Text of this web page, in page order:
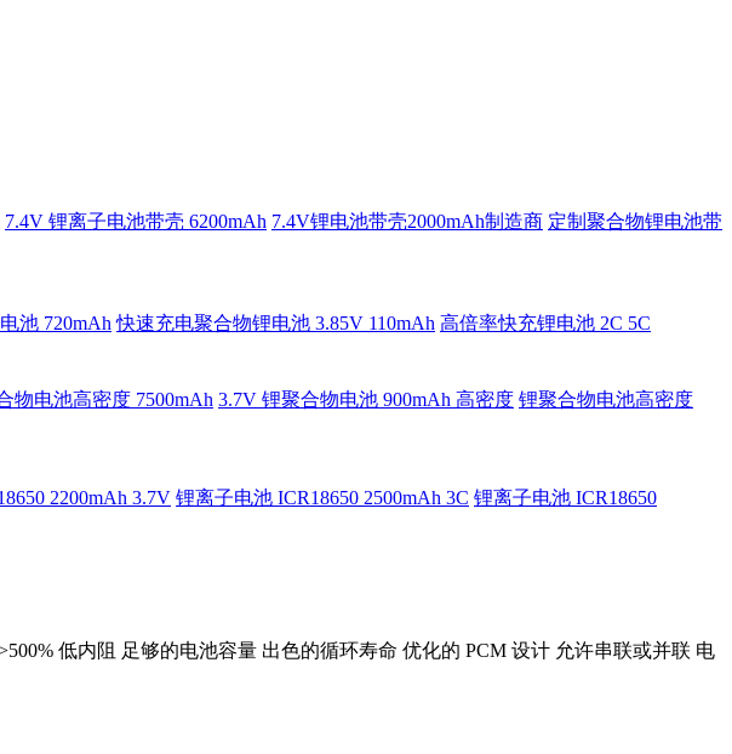
7.4V 锂离子电池带壳 6200mAh 7.4V锂电池带壳2000mAh制造商 定制聚合物锂电池带
池 720mAh 快速充电聚合物锂电池 3.85V 110mAh 高倍率快充锂电池 2C 5C
物电池高密度 7500mAh 3.7V 锂聚合物电池 900mAh 高密度 锂聚合物电池高密度
2200mAh 3.7V 锂离子电池 ICR18650 2500mAh 3C 锂离子电池 ICR18650
低内阻 足够的电池容量 出色的循环寿命 优化的 PCM 设计 允许串联或并联 电